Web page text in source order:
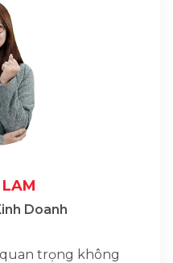
Doanh
trọng không